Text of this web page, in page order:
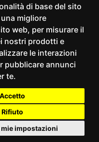
di base del sito
migliore
web, per misurare il
nostri prodotti e
le interazioni
pubblicare annunci
te.
Accetto
Rifiuto
mie impostazioni